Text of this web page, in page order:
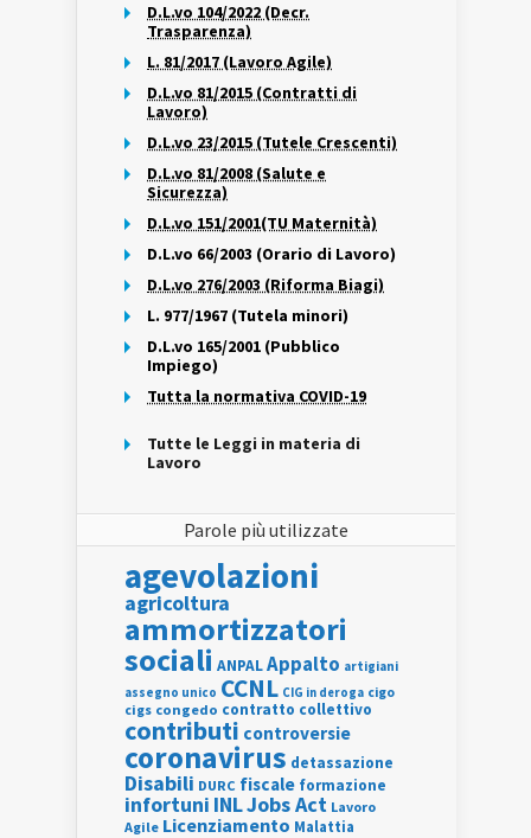
D.L.vo 104/2022 (Decr.
Trasparenza)
L. 81/2017 (Lavoro Agile)
D.L.vo 81/2015 (Contratti di
Lavoro)
D.L.vo 23/2015 (Tutele Crescenti)
D.L.vo 81/2008 (Salute e
Sicurezza)
D.L.vo 151/2001(TU Maternità)
D.L.vo 66/2003 (Orario di Lavoro)
D.L.vo 276/2003 (Riforma Biagi)
L. 977/1967 (Tutela minori)
D.L.vo 165/2001 (Pubblico
Impiego)
Tutta la normativa COVID-19
Tutte le Leggi in materia di
Lavoro
Parole più utilizzate
agevolazioni
agricoltura
ammortizzatori
sociali ANPALAppalto artigiani
assegno unico CCNL CIG in deroga cigo
cigs congedo contratto collettivo
contributi controversie
coronavirus detassazione
Disabili DURC fiscale formazione
infortuni INLJobs Act Lavoro
Agile Licenziamento Malattia